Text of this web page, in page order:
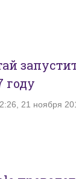
году
21 ноября